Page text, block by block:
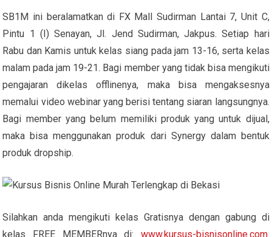
SB1M ini beralamatkan di FX Mall Sudirman Lantai 7, Unit C,
Pintu 1 (I) Senayan, Jl. Jend Sudirman, Jakpus. Setiap hari
Rabu dan Kamis untuk kelas siang pada jam 13-16, serta kelas
malam pada jam 19-21. Bagi member yang tidak bisa mengikuti
pengajaran dikelas offlinenya, maka bisa mengaksesnya
memalui video webinar yang berisi tentang siaran langsungnya.
Bagi member yang belum memiliki produk yang untuk dijual,
maka bisa menggunakan produk dari Synergy dalam bentuk
produk dropship.
Silahkan anda mengikuti kelas Gratisnya dengan gabung di
kelas FREE MEMBERnya di: www.kursus-bisnisonline.com.